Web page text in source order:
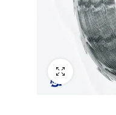
Fullscreen